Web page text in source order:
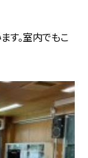
す。室内でもこ